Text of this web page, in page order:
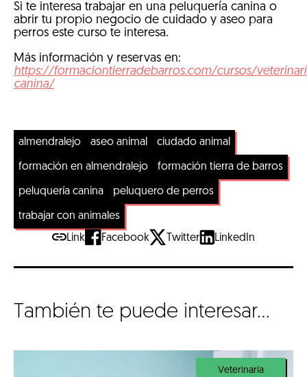
Si te interesa trabajar en una peluquería canina o
abrir tu propio negocio de cuidado y aseo para
perros este curso te interesa.
Más información y reservas en:
https://formaciontierradebarros.com/cursos/
canina/
almendralejo aseo animal ciudado animal
formación en almendralejo formación tierra de barros
peluquería canina peluquero de perros
trabajar con animales
Link
Facebook Twitter LinkedIn
También te puede interesar...
Veterinaria